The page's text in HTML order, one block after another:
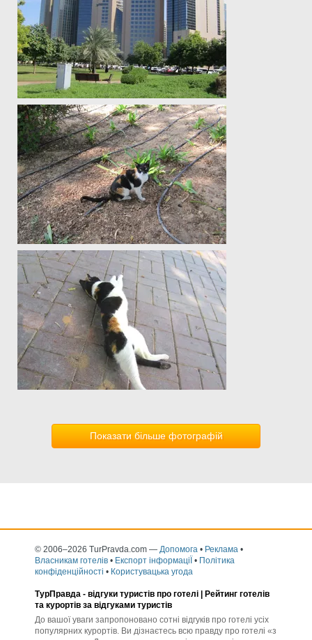
Показати більше фотографій
© 2006–2026 TurPravda.com — Допомога • Реклама •
Власникам готелів • Експорт інформаціЇ • Політика
конфіденційності • Користувацька угода
ТурПравда - відгуки туристів про готелі | Рейтинг готелів
та курортів за відгуками туристів
До вашої уваги запропоновано сотні відгуків про готелі усіх
популярних курортів. Ви дізнаєтесь всю правду про готелі «з